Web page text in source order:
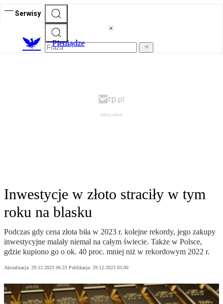
Serwisy
Pieniądze
Inwestycje w złoto straciły w tym
roku na blasku
Podczas gdy cena złota biła w 2023 r. kolejne rekordy, jego zakupy
inwestycyjne malały niemal na całym świecie. Także w Polsce,
gdzie kupiono go o ok. 40 proc. mniej niż w rekordowym 2022 r.
Aktualizacja: 29.12.2023 06:23 Publikacja: 29.12.2023 03:00